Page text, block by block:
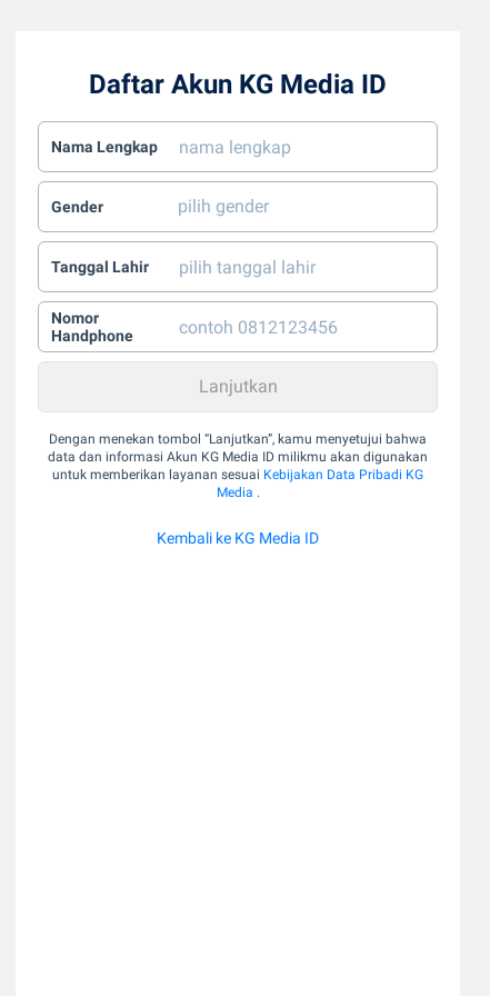
Daftar Akun KG Media ID
Nama Lengkap
Gender
Tanggal Lahir
Nomor
Handphone
Dengan menekan tombol “Lanjutkan”, kamu menyetujui bahwa
data dan informasi Akun KG Media ID milikmu akan digunakan
untuk memberikan layanan sesuai Kebijakan Data Pribadi KG
Media .
Kembali ke KG Media ID